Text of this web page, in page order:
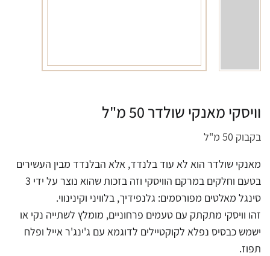
וויסקי מאנקי שולדר 50 מ"ל
בקבוק 50 מ"ל
מאנקי שולדר הוא לא עוד בלנדד, אלא הבלנדד מבין העשירים
בטעם וחלקים במרקם הוויסקי וזה בזכות שהוא נוצר על ידי 3
סינגל מאלטים מפורסמים: גלנפידיך, בלוויני וקינינווי.
זהו וויסקי מתקתק עם טעמים פרחוניים, מומלץ לשתייה נקי או
ישמש כבסיס נפלא לקוקטיילים לדוגמא עם ג'ינג'ר אייל ופלח
תפוז.